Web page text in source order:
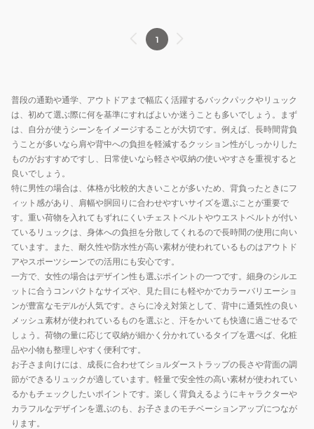
パ
ッ
ク
MA0758-
W3Z
ム
パ
ッ
ク
MA0758-
1
普段の通勤や通学、アウトドアまで幅広く活躍するバックパックやリュック
は、初めて選ぶ際に何を基準にすればよいか迷うことも多いでしょう。まず
は、自分が使うシーンをイメージすることが大切です。例えば、長時間背負
うことが多いなら肩や背中への負担を軽減するクッション性がしっかりした
ものがおすすめですし、日常使いなら軽さや収納の使いやすさを重視すると
良いでしょう。
特に男性の場合は、体格が比較的大きいことが多いため、背負ったときにフ
ィット感があり、肩幅や胴回りに合わせやすいサイズを選ぶことが重要で
す。重い荷物を入れてもずれにくいチェストベルトやウエストベルトが付い
ているリュックは、身体への負担を分散してくれるので長時間の使用に向い
ています。また、耐久性や防水性が高い素材が使われているものはアウトド
アやスポーツシーンでの活用にも安心です。
一方で、女性の場合はデザイン性も選ぶポイントの一つです。細身のシルエ
ットに合うコンパクトなサイズや、見た目にも軽やかでカラーバリエーショ
ンが豊富なモデルが人気です。さらに冷え対策として、背中に通気性の良い
メッシュ素材が使われているものを選ぶと、汗をかいても快適に過ごせるで
しょう。荷物の量に応じて収納が細かく分かれているタイプを選べば、化粧
品や小物も整理しやすく便利です。
お子さま向けには、成長に合わせてショルダーストラップの長さや背面の調
節ができるリュックが適しています。軽量で安全性の高い素材が使われてい
るかもチェックしたいポイントです。楽しく背負えるようにキャラクターや
カラフルなデザインを選ぶのも、お子さまのモチベーションアップにつなが
ります。